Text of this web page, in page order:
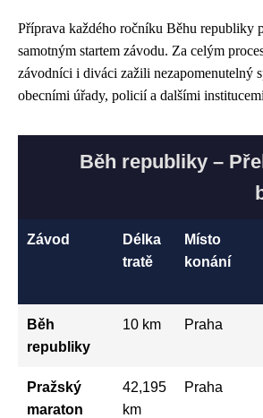
Příprava každého ročníku Běhu republiky
samotným startem závodu. Za celým
závodníci i diváci zažili nezapomenutelný
obecními úřady, policií a dalšími
Běh republiky –
Závod
Délka
tratě
Místo
konání
Běh
republiky
10 km Praha
Pražský
maraton
42,195
km
Praha